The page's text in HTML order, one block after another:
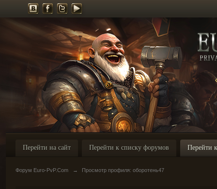
Перейти на сайт Перейти к списку форумов Перейти
Форум Euro-PvP.Com → Просмотр профиля: oбopoтeнь47